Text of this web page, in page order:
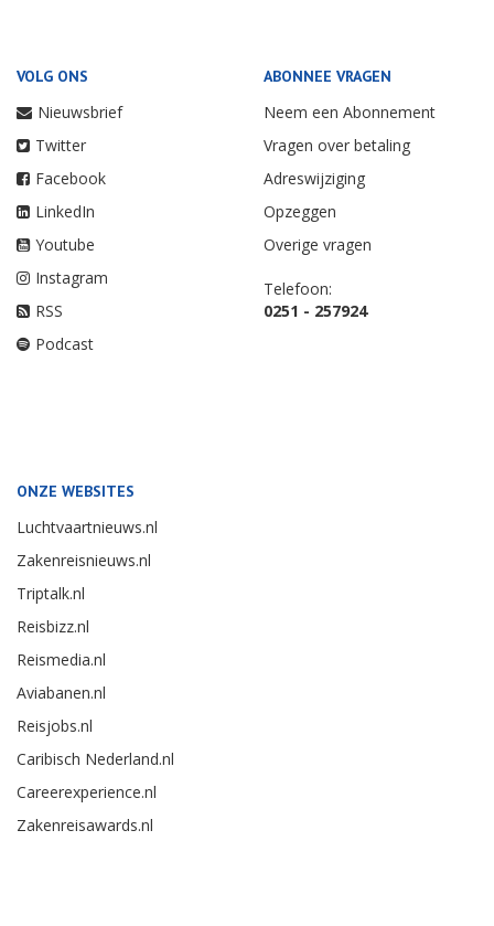
VOLG ONS
Nieuwsbrief
Twitter
Facebook
LinkedIn
Youtube
Instagram
RSS
Podcast
ABONNEE VRAGEN
Neem een Abonnement
Vragen over betaling
Adreswijziging
Opzeggen
Overige vragen
Telefoon:
0251 - 257924
ONZE WEBSITES
Luchtvaartnieuws.nl
Zakenreisnieuws.nl
Triptalk.nl
Reisbizz.nl
Reismedia.nl
Aviabanen.nl
Reisjobs.nl
Caribisch Nederland.nl
Careerexperience.nl
Zakenreisawards.nl